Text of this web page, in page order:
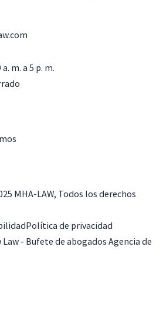
m. a 5 p. m.
MHA-LAW, Todos los derechos
Política de privacidad
- Bufete de abogados Agencia de